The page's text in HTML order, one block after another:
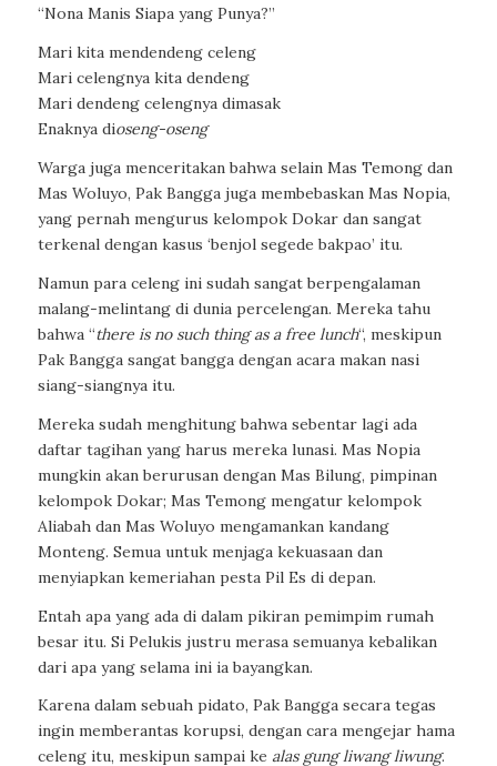
“Nona Manis Siapa yang Punya?”
Mari kita mendendeng celeng
Mari celengnya kita dendeng
Mari dendeng celengnya dimasak
Enaknya dioseng-oseng
Warga juga menceritakan bahwa selain Mas Temong dan
Mas Woluyo, Pak Bangga juga membebaskan Mas Nopia,
yang pernah mengurus kelompok Dokar dan sangat
terkenal dengan kasus ‘benjol segede bakpao’ itu.
Namun para celeng ini sudah sangat berpengalaman
malang-melintang di dunia percelengan. Mereka tahu
bahwa “there is no such thing as a free lunch“, meskipun
Pak Bangga sangat bangga dengan acara makan nasi
siang-siangnya itu.
Mereka sudah menghitung bahwa sebentar lagi ada
daftar tagihan yang harus mereka lunasi. Mas Nopia
mungkin akan berurusan dengan Mas Bilung, pimpinan
kelompok Dokar; Mas Temong mengatur kelompok
Aliabah dan Mas Woluyo mengamankan kandang
Monteng. Semua untuk menjaga kekuasaan dan
menyiapkan kemeriahan pesta Pil Es di depan.
Entah apa yang ada di dalam pikiran pemimpim rumah
besar itu. Si Pelukis justru merasa semuanya kebalikan
dari apa yang selama ini ia bayangkan.
Karena dalam sebuah pidato, Pak Bangga secara tegas
ingin memberantas korupsi, dengan cara mengejar hama
celeng itu, meskipun sampai ke alas gung liwang liwung.